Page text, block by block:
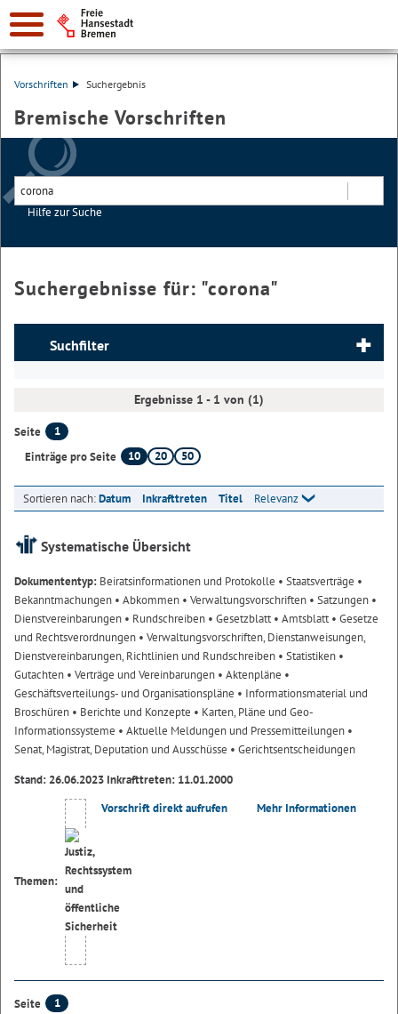
Vorschriften Suchergebnis
Bremische Vorschriften
Hilfe zur Suche
Suchergebnisse für: "corona"
Suchfilter
Ergebnisse 1 - 1 von (1)
Seite
1
Einträge pro Seite
10 20 50
Sortieren nach:Datum Inkrafttreten Titel Relevanz
Systematische Übersicht
Dokumententyp: Beiratsinformationen und Protokolle • Staatsverträge •
Bekanntmachungen • Abkommen • Verwaltungsvorschriften • Satzungen •
Dienstvereinbarungen • Rundschreiben • Gesetzblatt• Amtsblatt• Gesetze
und Rechtsverordnungen • Verwaltungsvorschriften, Dienstanweisungen,
Dienstvereinbarungen, Richtlinien und Rundschreiben • Statistiken •
Gutachten • Verträge und Vereinbarungen • Aktenpläne •
Geschäftsverteilungs- und Organisationspläne • Informationsmaterial und
Broschüren • Berichte und Konzepte • Karten, Pläne und Geo-
Informationssysteme • Aktuelle Meldungen und Pressemitteilungen •
Senat, Magistrat, Deputation und Ausschüsse • Gerichtsentscheidungen
Stand: 26.06.2023 Inkrafttreten: 11.01.2000
Themen:
Vorschrift direkt aufrufen Mehr Informationen
Seite
1